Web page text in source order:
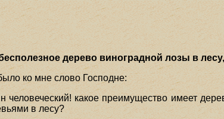
дерево виноградной лозы в
ко мне слово Господне:
человеческий! какое преимущество имеет
в лесу?